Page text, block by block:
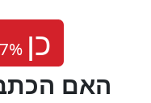
?האם